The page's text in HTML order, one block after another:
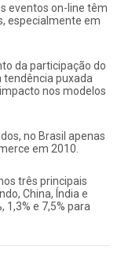
eventos on-line têm
especialmente em
da participação do
puxada
nos modelos
no Brasil apenas
em 2010.
três principais
China, Índia e
1,3% e 7,5% para